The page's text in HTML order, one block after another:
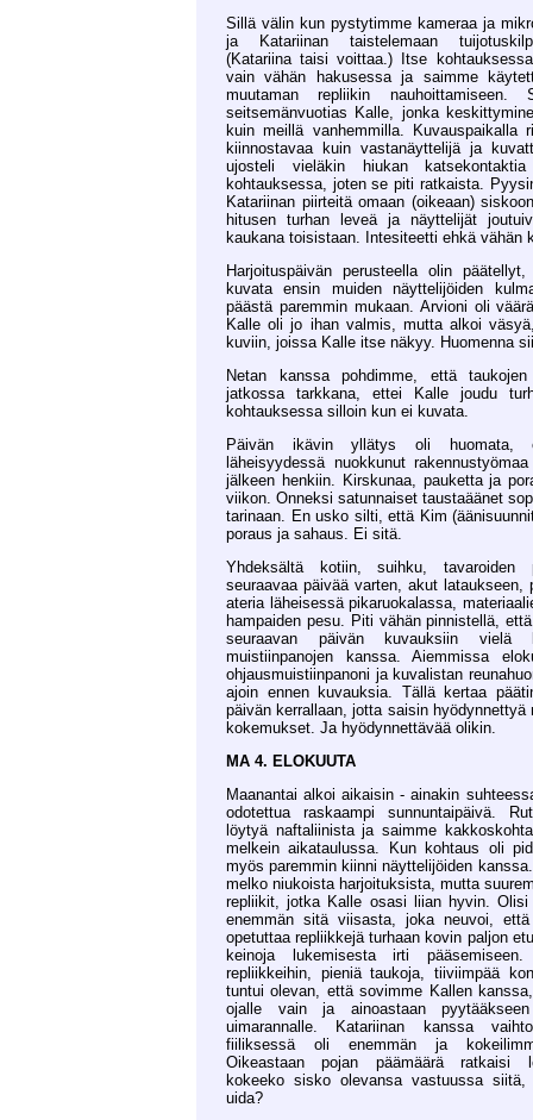
Sillä välin kun pystytimme kameraa ja
ja Katariinan taistelemaan
(Katariina taisi voittaa.) Itse
vain vähän hakusessa ja saimme
muutaman repliikin
seitsemänvuotias Kalle, jonka
kuin meillä vanhemmilla. Kuvauspaikalla
kiinnostavaa kuin vastanäyttelijä ja
ujosteli vieläkin hiukan katsekontaktia
kohtauksessa, joten se piti ratkaista.
Katariinan piirteitä omaan (oikeaan)
hitusen turhan leveä ja näyttelijät
kaukana toisistaan. Intesiteetti ehkä vähän
Harjoituspäivän perusteella olin
kuvata ensin muiden näyttelijöiden
päästä paremmin mukaan. Arvioni oli
Kalle oli jo ihan valmis, mutta alkoi
kuviin, joissa Kalle itse näkyy. Huomenna
Netan kanssa pohdimme, että
jatkossa tarkkana, ettei Kalle joudu
kohtauksessa silloin kun ei kuvata.
Päivän ikävin yllätys oli huomata,
läheisyydessä nuokkunut
jälkeen henkiin. Kirskunaa, pauketta ja
viikon. Onneksi satunnaiset taustaäänet
tarinaan. En usko silti, että Kim
poraus ja sahaus. Ei sitä.
Yhdeksältä kotiin, suihku, tavaroiden
seuraavaa päivää varten, akut lataukseen,
ateria läheisessä pikaruokalassa,
hampaiden pesu. Piti vähän pinnistellä,
seuraavan päivän kuvauksiin vielä
muistiinpanojen kanssa. Aiemmissa
ohjausmuistiinpanoni ja kuvalistan
ajoin ennen kuvauksia. Tällä kertaa
päivän kerrallaan, jotta saisin hyödynnettyä
kokemukset. Ja hyödynnettävää olikin.
MA 4. ELOKUUTA
Maanantai alkoi aikaisin - ainakin
odotettua raskaampi sunnuntaipäivä.
löytyä naftaliinista ja saimme
melkein aikataulussa. Kun kohtaus oli
myös paremmin kiinni näyttelijöiden
melko niukoista harjoituksista, mutta
repliikit, jotka Kalle osasi liian hyvin.
enemmän sitä viisasta, joka neuvoi,
opetuttaa repliikkejä turhaan kovin paljon
keinoja lukemisesta irti
repliikkeihin, pieniä taukoja, tiiviimpää
tuntui olevan, että sovimme Kallen
ojalle vain ja ainoastaan
uimarannalle. Katariinan kanssa
fiiliksessä oli enemmän ja
Oikeastaan pojan päämäärä ratkaisi
kokeeko sisko olevansa vastuussa
uida?